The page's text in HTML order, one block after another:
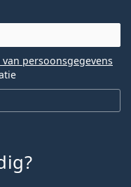
persoonsgegevens